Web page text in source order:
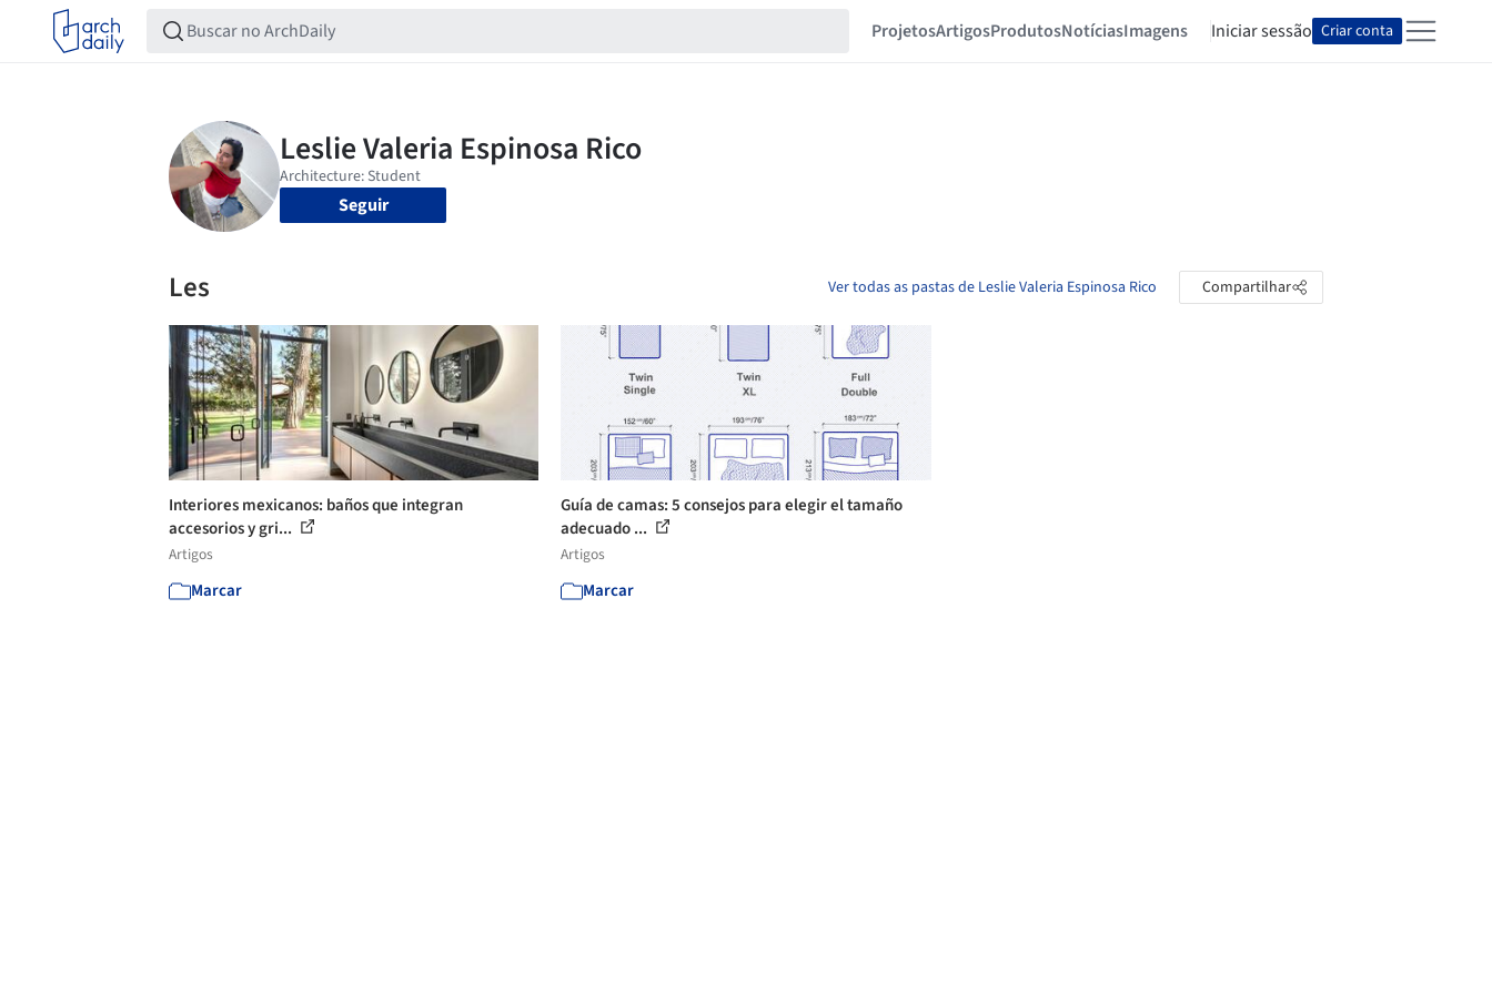
ProjetosArtigosProdutosNotíciasImagens Iniciar sessão Criar conta
Seguir
Les Ver todas as pastas de Leslie Valeria Espinosa Rico Compartilhar
Interiores mexicanos: baños que integran
accesorios y gri...
Artigos
Marcar
Guía de camas: 5 consejos para elegir el tamaño
adecuado ...
Artigos
Marcar